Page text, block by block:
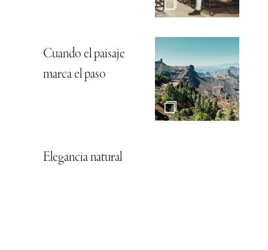
Cuando el paisaje
marca el paso
Elegancia natural